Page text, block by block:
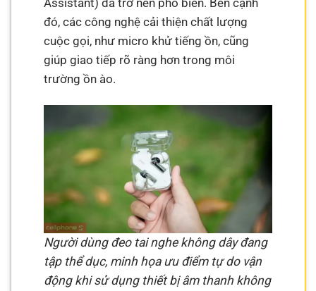
đó, các công nghệ cải thiện chất lượng
cuộc gọi, như micro khử tiếng ồn, cũng
giúp giao tiếp rõ ràng hơn trong môi
trường ồn ào.
Người dùng đeo tai nghe không dây đang
tập thể dục, minh họa ưu điểm tự do vận
động khi sử dụng thiết bị âm thanh không